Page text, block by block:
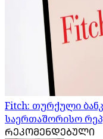
Fitch: თურქული
საერთაშორისო
ᲠᲔᲙᲝᲛᲔᲜᲓᲔᲑᲣᲚᲘ